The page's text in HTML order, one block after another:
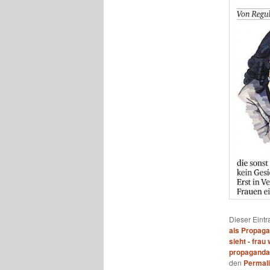
Dieser
als
sieht - frau
propaganda
den